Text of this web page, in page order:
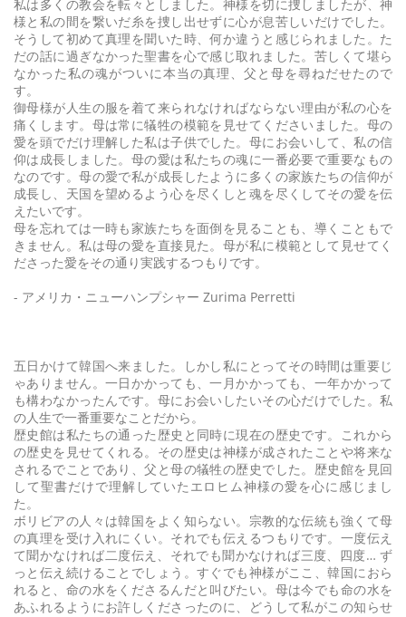
私は多くの教会を転々としました。神様を切に捜しましたが、神
様と私の間を繋いだ糸を捜し出せずに心が息苦しいだけでした。
そうして初めて真理を聞いた時、何か違うと感じられました。た
だの話に過ぎなかった聖書を心で感じ取れました。苦しくて堪ら
なかった私の魂がついに本当の真理、父と母を尋ねだせたので
す。
御母様が人生の服を着て来られなければならない理由が私の心を
痛くします。母は常に犠牲の模範を見せてくださいました。母の
愛を頭でだけ理解した私は子供でした。母にお会いして、私の信
仰は成長しました。母の愛は私たちの魂に一番必要で重要なもの
なのです。母の愛で私が成長したように多くの家族たちの信仰が
成長し、天国を望めるよう心を尽くしと魂を尽くしてその愛を伝
えたいです。
母を忘れては一時も家族たちを面倒を見ることも、導くこともで
きません。私は母の愛を直接見た。母が私に模範として見せてく
ださった愛をその通り実践するつもりです。
- アメリカ・ニューハンプシャー Zurima Perretti
五日かけて韓国へ来ました。しかし私にとってその時間は重要じ
ゃありません。一日かかっても、一月かかっても、一年かかって
も構わなかったんです。母にお会いしたいその心だけでした。私
の人生で一番重要なことだから。
歴史館は私たちの通った歴史と同時に現在の歴史です。これから
の歴史を見せてくれる。その歴史は神様が成されたことや将来な
されるでことであり、父と母の犠牲の歴史でした。歴史館を見回
して聖書だけで理解していたエロヒム神様の愛を心に感じまし
た。
ボリビアの人々は韓国をよく知らない。宗教的な伝統も強くて母
の真理を受け入れにくい。それでも伝えるつもりです。一度伝え
て聞かなければ二度伝え、それでも聞かなければ三度、四度… ず
っと伝え続けることでしょう。すぐでも神様がここ、韓国におら
れると、命の水をくださるんだと叫びたい。母は今でも命の水を
あふれるようにお許しくださったのに、どうして私がこの知らせ